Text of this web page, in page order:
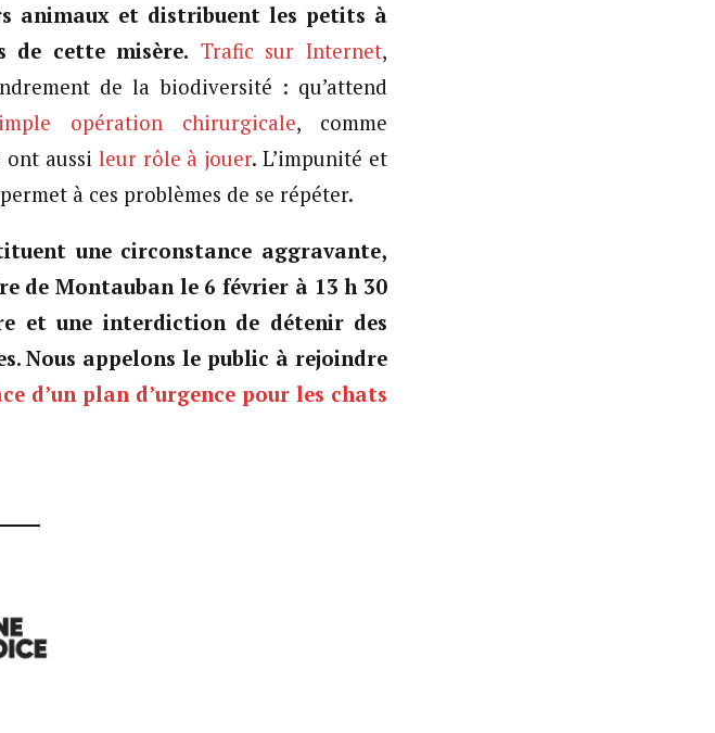
animaux et distribuent les petits à
de cette misère. Trafic sur Internet,
de la biodiversité : qu’attend
opération chirurgicale, comme
ont aussi leur rôle à jouer. L’impunité et
à ces problèmes de se répéter.
une circonstance aggravante,
de Montauban le 6 février à 13 h 30
et une interdiction de détenir des
Nous appelons le public à rejoindre
d’un plan d’urgence pour les chats